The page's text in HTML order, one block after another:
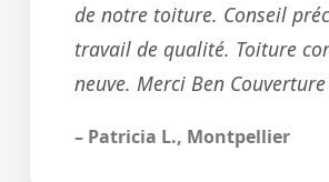
de notre toiture. Conseil
travail de qualité. Toiture
neuve. Merci Ben
– Patricia L., Montpellier